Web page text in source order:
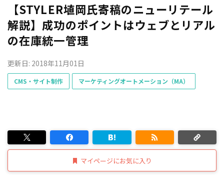
【STYLER埴岡氏寄稿のニューリテール
解説】成功のポイントはウェブとリアル
の在庫統一管理
更新日: 2018年11月01日
CMS・サイト制作 マーケティングオートメーション（MA）
マイページにお気に入り